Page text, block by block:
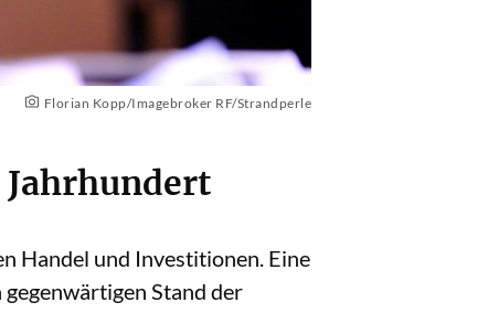
Florian Kopp/Imagebroker RF/Strandperle
Jahrhundert
Handel und Investitionen. Eine
Stand der